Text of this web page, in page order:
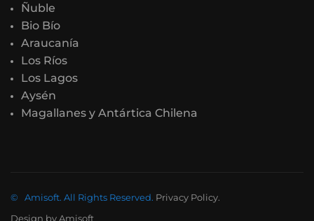
Ñuble
Bio Bío
Araucanía
Los Ríos
Los Lagos
Aysén
Magallanes y Antártica Chilena
© Amisoft. All Rights Reserved. Privacy Policy.
Design byAmisoft